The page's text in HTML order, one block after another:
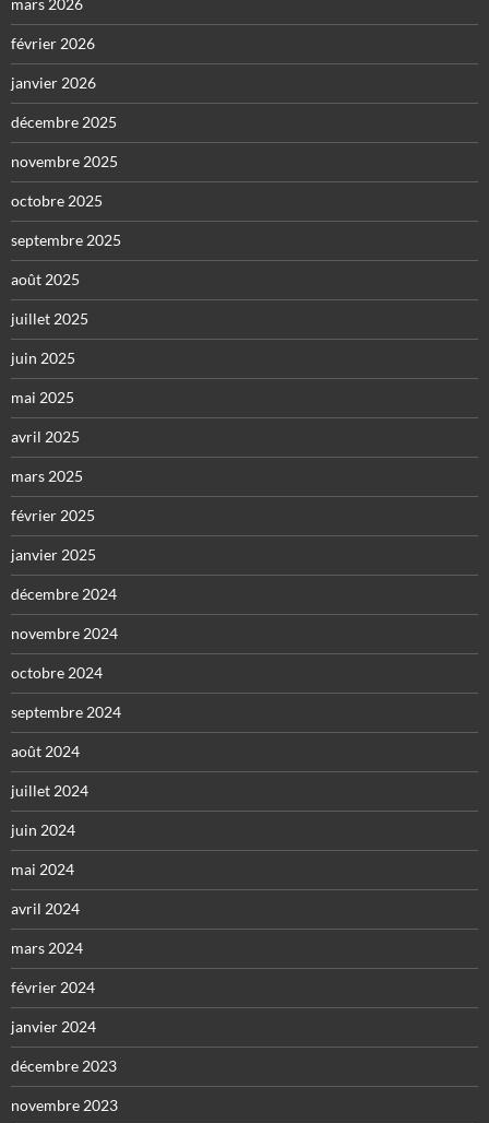
février 2026
janvier 2026
décembre 2025
novembre 2025
octobre 2025
septembre 2025
août 2025
juillet 2025
juin 2025
mai 2025
avril 2025
mars 2025
février 2025
janvier 2025
décembre 2024
novembre 2024
octobre 2024
septembre 2024
août 2024
juillet 2024
juin 2024
mai 2024
avril 2024
mars 2024
février 2024
janvier 2024
décembre 2023
novembre 2023